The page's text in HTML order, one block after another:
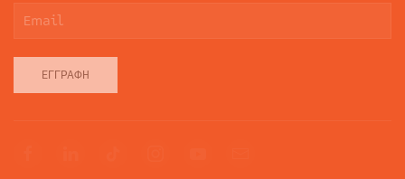
ΕΓΓΡΑΦΉ